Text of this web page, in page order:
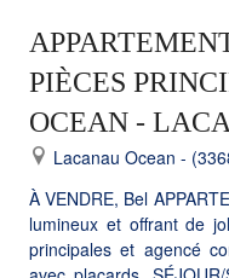
PIÈCES
OCEAN -
Lacanau Ocean -
À VENDRE, Bel
lumineux et offrant de
principales et agencé